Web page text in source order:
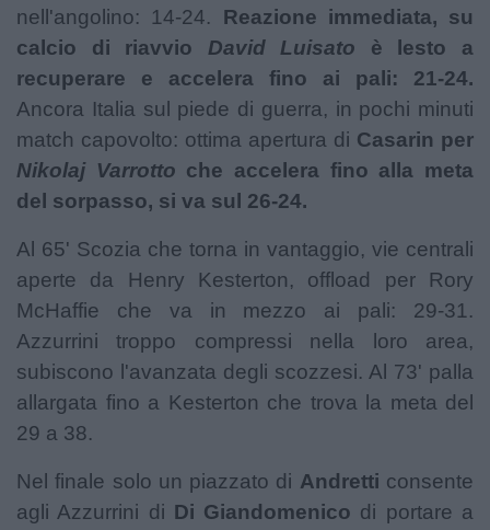
nell'angolino: 14-24. Reazione immediata, su
calcio di riavvio David Luisato è lesto a
recuperare e accelera fino ai pali: 21-24.
Ancora Italia sul piede di guerra, in pochi minuti
match capovolto: ottima apertura di Casarin per
Nikolaj Varrotto che accelera fino alla meta
del sorpasso, si va sul 26-24.
Al 65' Scozia che torna in vantaggio, vie centrali
aperte da Henry Kesterton, offload per Rory
McHaffie che va in mezzo ai pali: 29-31.
Azzurrini troppo compressi nella loro area,
subiscono l'avanzata degli scozzesi. Al 73' palla
allargata fino a Kesterton che trova la meta del
29 a 38.
Nel finale solo un piazzato di Andretti consente
agli Azzurrini di Di Giandomenico di portare a